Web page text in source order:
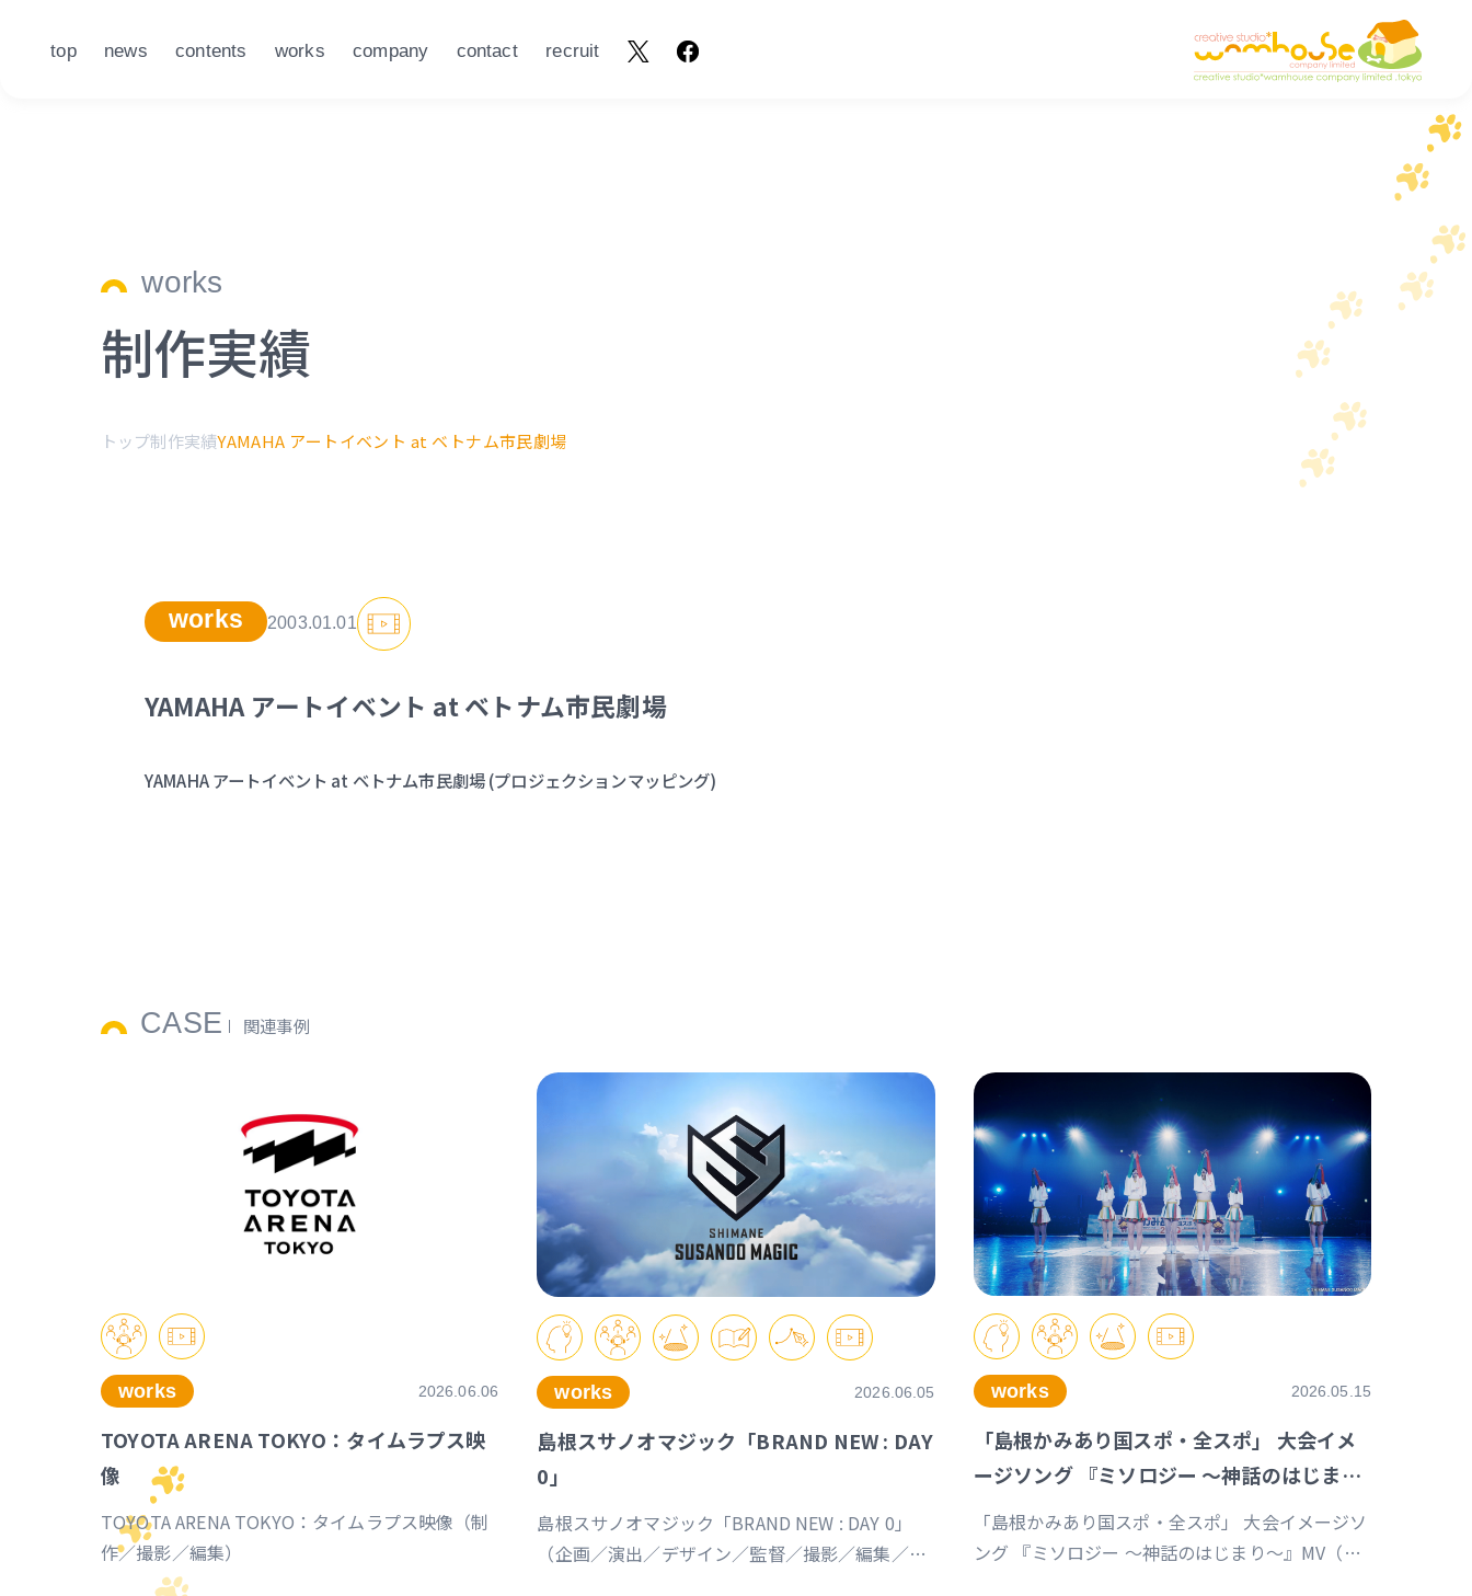
top news contents works company contact recruit
works
制作実績
トップ制作実績YAMAHA アートイベント at ベトナム市民劇場
works 2003.01.01
YAMAHA アートイベント at ベトナム市民劇場
YAMAHA アートイベント at ベトナム市民劇場 (プロジェクションマッピング)
CASE 関連事例
works 2026.06.06
TOYOTA ARENA TOKYO：タイムラプス映
像
TOYOTA ARENA TOKYO：タイムラプス映像（制
作／撮影／編集）
works 2026.06.05
島根スサノオマジック「BRAND NEW : DAY
0」
島根スサノオマジック「BRAND NEW : DAY 0」
（企画／演出／デザイン／監督／撮影／編集／制
works 2026.05.15
「島根かみあり国スポ・全スポ」 大会イメ
ージソング 『ミソロジー ～神話のはじまり
～』MV
「島根かみあり国スポ・全スポ」 大会イメージソ
ング 『ミソロジー ～神話のはじまり～』MV（企